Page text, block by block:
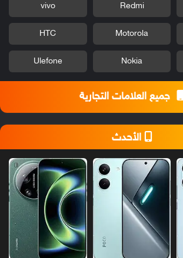
Redmi
vivo
Motorola
HTC
Nokia
Ulefone
جميع العلامات التجارية
الأحدث